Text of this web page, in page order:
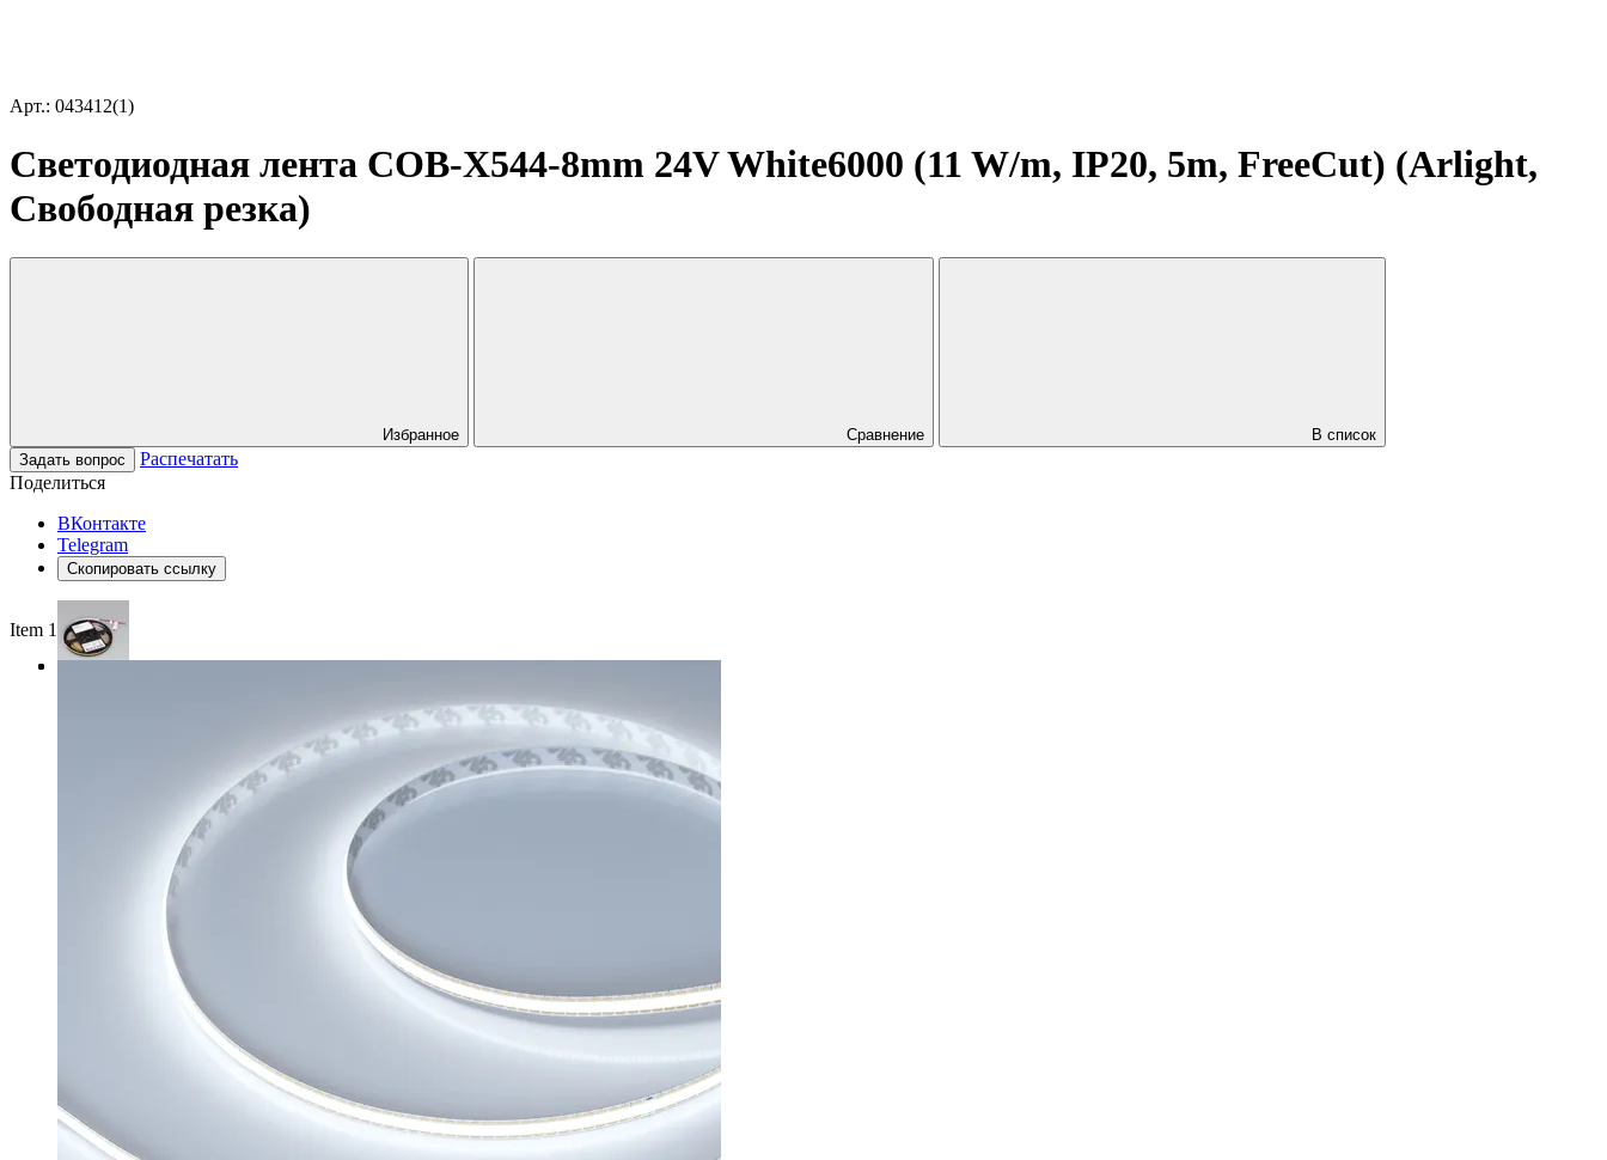
Арт.: 043412(1)
Светодиодная лента COB-X544-8mm 24V White6000 (11 W/m, IP20, 5m, FreeCut) (Arlight,
Свободная резка)
Избранное Сравнение
В список
Задать вопрос
Распечатать
Поделиться
ВКонтакте
Telegram
Скопировать ссылку
Item 1 of 3